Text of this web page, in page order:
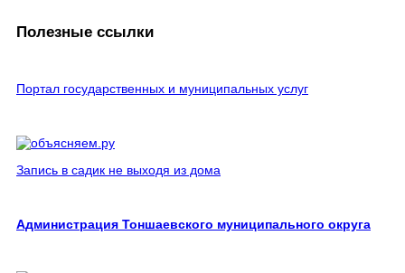
Полезные ссылки
Портал государственных и муниципальных услуг
Запись в садик не выходя из дома
Администрация Тоншаевского муниципального округа